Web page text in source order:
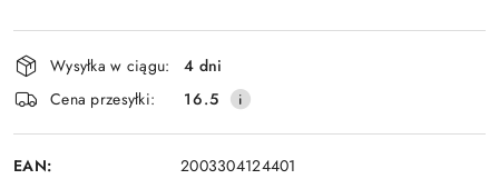
Dostępność
i
dostawa
Wysyłka w ciągu:
4 dni
Cena przesyłki:
16.5
EAN: 2003304124401